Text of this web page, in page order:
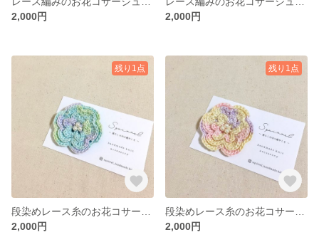
2,000円
2,000円
残り1点
2,000円
残り1点
2,000円